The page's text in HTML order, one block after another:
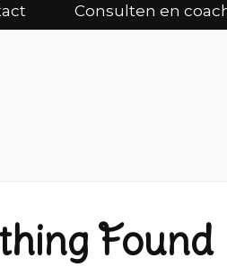
Consulten en
Found